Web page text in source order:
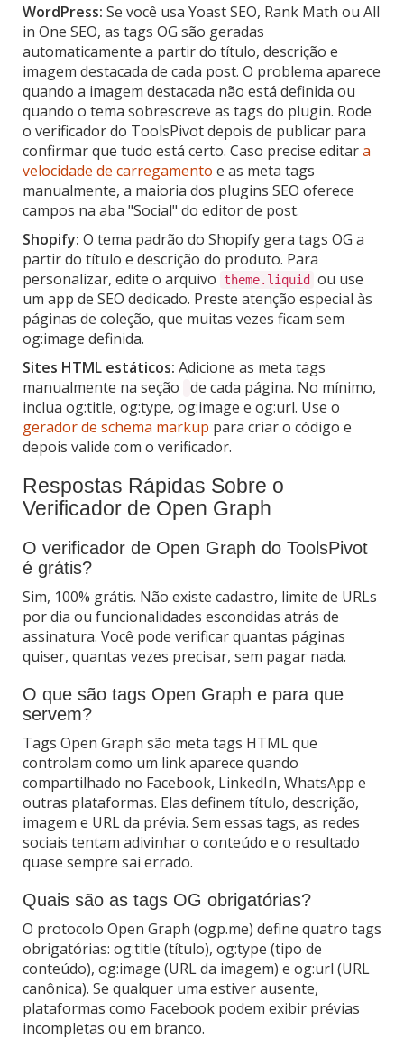
WordPress: Se você usa Yoast SEO, Rank Math ou All
in One SEO, as tags OG são geradas
automaticamente a partir do título, descrição e
imagem destacada de cada post. O problema aparece
quando a imagem destacada não está definida ou
quando o tema sobrescreve as tags do plugin. Rode
o verificador do ToolsPivot depois de publicar para
confirmar que tudo está certo. Caso precise editara
velocidade de carregamento e as meta tags
manualmente, a maioria dos plugins SEO oferece
campos na aba "Social" do editor de post.
Shopify: O tema padrão do Shopify gera tags OG a
partir do título e descrição do produto. Para
personalizar, edite o arquivo
theme.liquid
ou use
um app de SEO dedicado. Preste atenção especial às
páginas de coleção, que muitas vezes ficam sem
og:image definida.
Sites HTML estáticos: Adicione as meta tags
manualmente na seção de cada página. No mínimo,
inclua og:title, og:type, og:image e og:url. Use o
gerador de schema markup para criar o código e
depois valide com o verificador.
Respostas Rápidas Sobre o
Verificador de Open Graph
O verificador de Open Graph do ToolsPivot
é grátis?
Sim, 100% grátis. Não existe cadastro, limite de URLs
por dia ou funcionalidades escondidas atrás de
assinatura. Você pode verificar quantas páginas
quiser, quantas vezes precisar, sem pagar nada.
O que são tags Open Graph e para que
servem?
Tags Open Graph são meta tags HTML que
controlam como um link aparece quando
compartilhado no Facebook, LinkedIn, WhatsApp e
outras plataformas. Elas definem título, descrição,
imagem e URL da prévia. Sem essas tags, as redes
sociais tentam adivinhar o conteúdo e o resultado
quase sempre sai errado.
Quais são as tags OG obrigatórias?
O protocolo Open Graph (ogp.me) define quatro tags
obrigatórias: og:title (título), og:type (tipo de
conteúdo), og:image (URL da imagem) e og:url (URL
canônica). Se qualquer uma estiver ausente,
plataformas como Facebook podem exibir prévias
incompletas ou em branco.